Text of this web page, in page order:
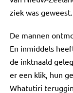
ziek was geweest.
De mannen
En inmiddels
de inktnaald
er een klik, hun
Whatutiri